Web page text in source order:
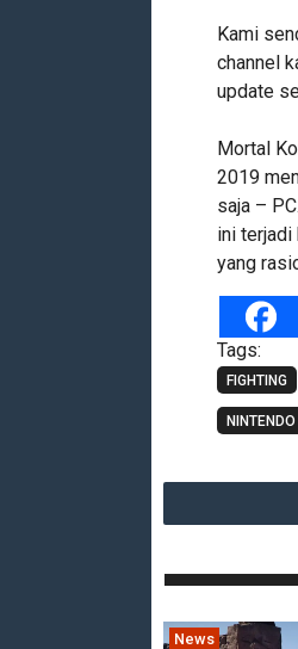
Kami
channel
update
Mortal
2019
saja –
ini terjadi
yang
Tags:
FIGHTING
News